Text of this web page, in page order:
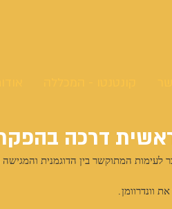
דרכה בהפקת
לעימות המתוקשר בין הדוגמנית
וונדרוומן.